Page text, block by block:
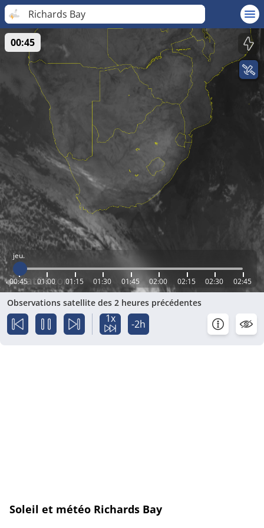
Richards Bay
jeu.
00:45 01:00 01:15 01:30 01:45 02:00 02:15 02:30 02:45
00:45
Observations satellite des 2 heures précédentes
1x -2h
Soleil et météo Richards Bay